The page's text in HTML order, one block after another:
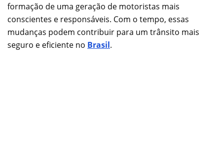
formação de uma geração de motoristas mais
conscientes e responsáveis. Com o tempo, essas
mudanças podem contribuir para um trânsito mais
seguro e eficiente no Brasil.